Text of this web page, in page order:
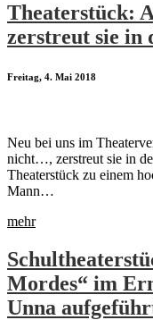
Theaterstück:
zerstreut sie in
Freitag, 4. Mai 2018
Neu bei uns im
nicht…, zerstreut sie in
Theaterstück zu einem
Mann…
mehr
Mordes“ im
Unna